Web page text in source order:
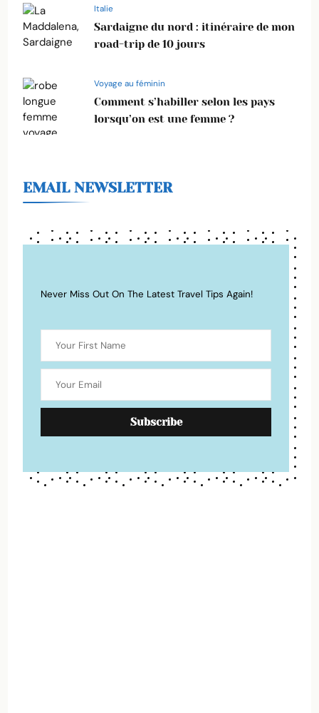
Italie
Sardaigne du nord : itinéraire de mon
road-trip de 10 jours
Voyage au féminin
Comment s’habiller selon les pays
lorsqu’on est une femme ?
EMAIL NEWSLETTER
Never Miss Out On The Latest Travel Tips Again!